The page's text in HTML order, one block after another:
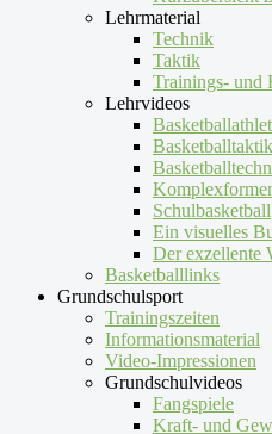
Lehrmaterial
Technik
Taktik
Trainings- und
Lehrvideos
Basketballtaktik
Schulbasketball
Ein visuelles
Der exzellente
Basketballlinks
Grundschulsport
Trainingszeiten
Informationsmaterial
Video-Impressionen
Grundschulvideos
Fangspiele
Kraft- und